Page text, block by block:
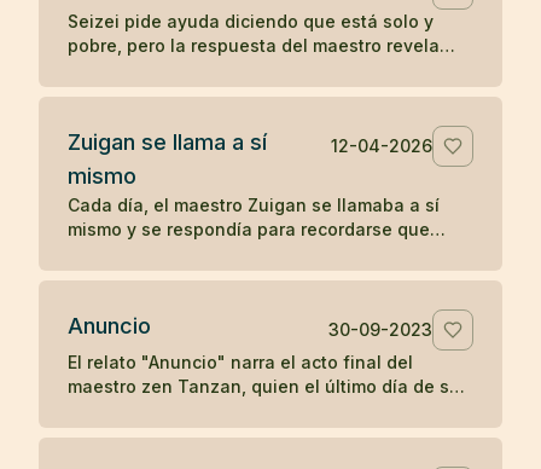
Seizei pide ayuda diciendo que está solo y
pobre, pero la respuesta del maestro revela
koan sobre carencia y plenitud.
Zuigan se llama a sí
mismo
12-04-2026
Cada día, el maestro Zuigan se llamaba a sí
mismo y se respondía para recordarse que
engañar. Un koan sobre la vigilancia interior.
Anuncio
30-09-2023
El relato "Anuncio" narra el acto final del
maestro zen Tanzan, quien el último día de su
partida. Con simplicidad y aceptación, Tanzan